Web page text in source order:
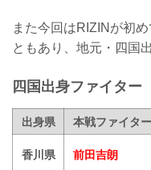
また今回はRIZINが初
ともあり、地元・四国
四国出身ファイター
出身県 本戦ファイター
香川県 前田吉朗